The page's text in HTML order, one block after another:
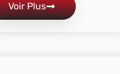
Voir Plus